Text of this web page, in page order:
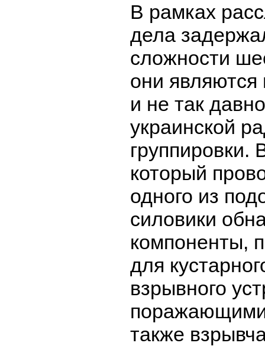
В рамках
дела
сложности
они
и не так
украинской
группировки.
который
одного из
силовики
компоненты,
для
взрывного
также